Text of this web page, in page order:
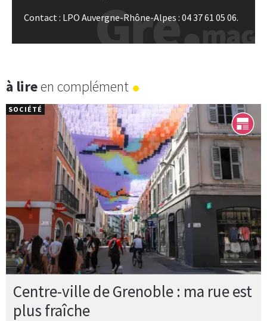
Contact : LPO Auvergne-Rhône-Alpes : 04 37 61 05 06.
à lireen complément
Centre-ville de Grenoble : ma rue est
plus fraîche
SOCIÉTÉ